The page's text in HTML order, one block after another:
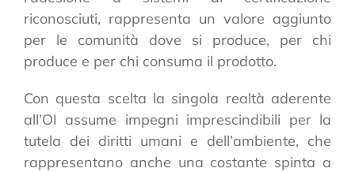
riconosciuti, rappresenta un valore aggiunto
per le comunità dove si produce, per chi
produce e per chi consuma il prodotto.
Con questa scelta la singola realtà aderente
all’OI assume impegni imprescindibili per la
tutela dei diritti umani e dell’ambiente, che
rappresentano anche una costante spinta a